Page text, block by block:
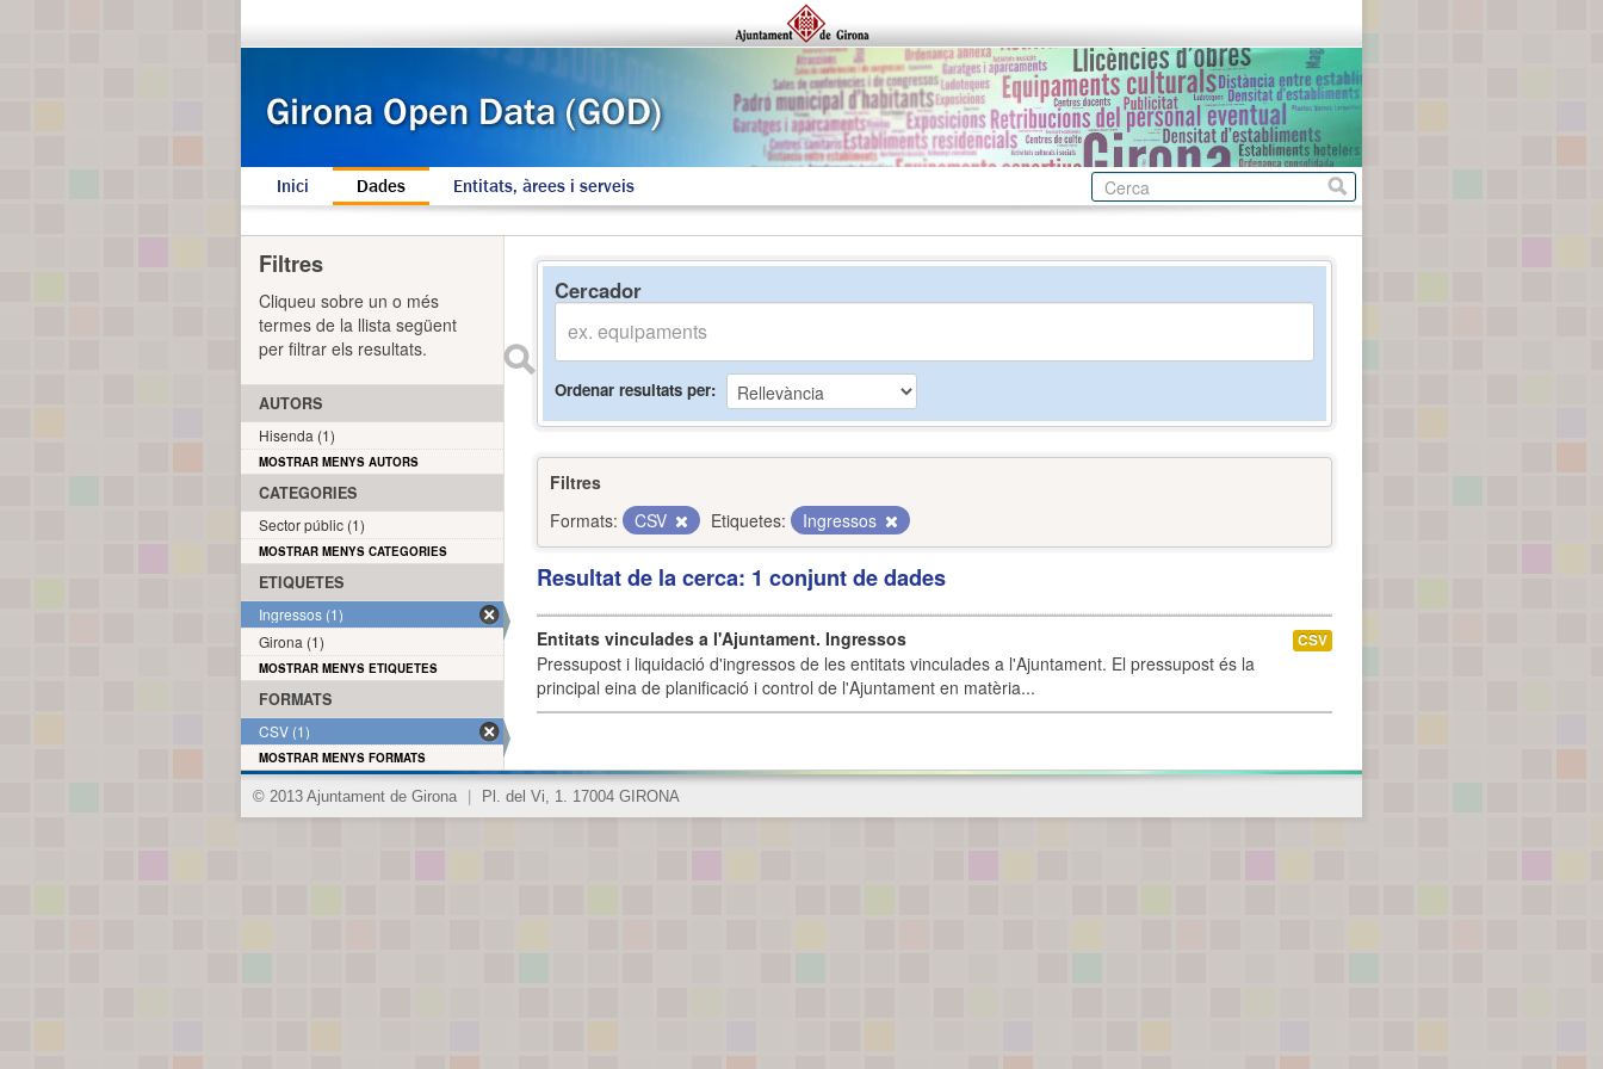
Inici Dades Entitats, àrees i serveis
Cercador
Ordenar resultats per
Filtres
Formats:
CSV Etiquetes: Ingressos
Resultat de la cerca: 1 conjunt de dades
Entitats vinculades a l'Ajuntament. Ingressos
Pressupost i liquidació d'ingressos de les entitats vinculades a l'Ajuntament. El pressupost és la
principal eina de planificació i control de l'Ajuntament en matèria...
CSV
Filtres
Cliqueu sobre un o més
termes de la llista següent
per filtrar els resultats.
AUTORS
Hisenda (1)
MOSTRAR MENYS AUTORS
CATEGORIES
Sector públic (1)
MOSTRAR MENYS CATEGORIES
ETIQUETES
Ingressos (1)
Girona (1)
MOSTRAR MENYS ETIQUETES
FORMATS
CSV (1)
MOSTRAR MENYS FORMATS
© 2013 Ajuntament de Girona Pl. del Vi, 1. 17004 GIRONA